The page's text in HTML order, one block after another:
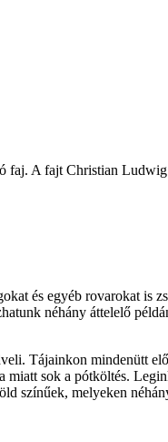
faj. A fajt Christian
és egyéb rovarokat is
néhány áttelelő
Tájainkon mindenütt
miatt sok a pótköltés.
színűek, melyeken